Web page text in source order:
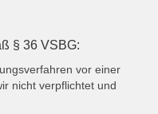
§ 36 VSBG:
vor einer
nicht verpflichtet und